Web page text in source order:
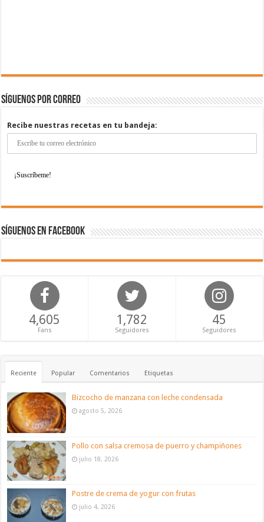
Síguenos por correo
Recibe nuestras recetas en tu bandeja:
Síguenos en Facebook
4,605
Fans
1,782
Seguidores
45
Seguidores
Reciente Popular Comentarios Etiquetas
Bizcocho de manzana con leche condensada
agosto 5, 2026
Pollo con salsa cremosa de puerro y champiñones
julio 18, 2026
Postre de crema de yogur con frutas
julio 4, 2026